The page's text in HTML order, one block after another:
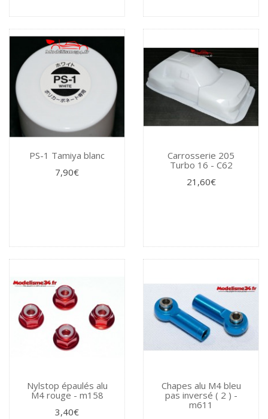
PS-1 Tamiya blanc
7,90€
Carrosserie 205
Turbo 16 - C62
21,60€
Nylstop épaulés alu
M4 rouge - m158
3,40€
Chapes alu M4 bleu
pas inversé ( 2 ) -
m611